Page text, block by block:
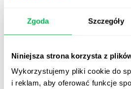
Zgoda Szczegóły
Niniejsza strona korzysta z
Wykorzystujemy pliki cookie do
i reklam, aby oferować funkcje
7) Umiejętność